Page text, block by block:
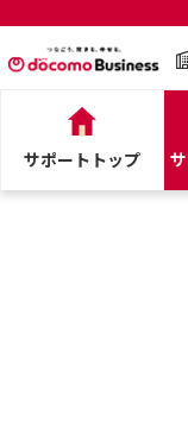
サポートトップ